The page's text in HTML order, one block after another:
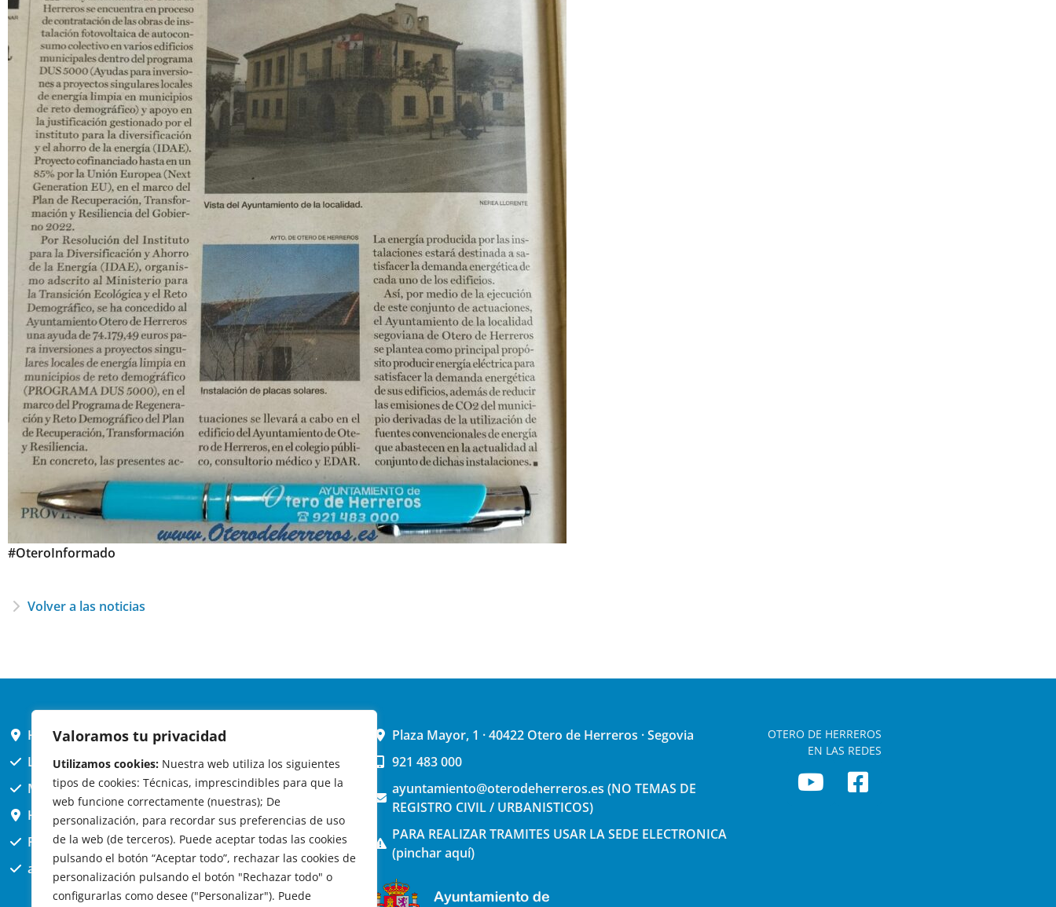
Valoramos tu privacidad
Utilizamos cookies: Nuestra web utiliza los siguientes
tipos de cookies: Técnicas, imprescindibles para que la
web funcione correctamente (nuestras); De
personalización, para recordar sus preferencias de uso
de la web (de terceros). Puede aceptar todas las cookies
pulsando el botón “Aceptar todo”, rechazar las cookies de
personalización pulsando el botón "Rechazar todo" o
configurarlas como desee ("Personalizar"). Puede
#OteroInformado
Volver a las noticias
HORARIO AYUNTAMIENTO
L,X,J,V 9 a 14h
MARTES cerrado atención presencial
HORARIO ARQUITECTO
Presencial jueves 12h a 14:30
att. telefónica jueves 10 a 14:30h.
Plaza Mayor, 1 · 40422 Otero de Herreros · Segovia
921 483 000
ayuntamiento@oterodeherreros.es (NO TEMAS DE
REGISTRO CIVIL / URBANISTICOS)
PARA REALIZAR TRAMITES USAR LA SEDE ELECTRONICA
(pinchar aquí)
OTERO DE HERREROS
EN LAS REDES